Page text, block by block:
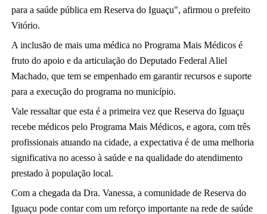
para a saúde pública em Reserva do Iguaçu", afirmou o prefeito
Vitório.
A inclusão de mais uma médica no Programa Mais Médicos é
fruto do apoio e da articulação do Deputado Federal Aliel
Machado, que tem se empenhado em garantir recursos e suporte
para a execução do programa no município.
Vale ressaltar que esta é a primeira vez que Reserva do Iguaçu
recebe médicos pelo Programa Mais Médicos, e agora, com três
profissionais atuando na cidade, a expectativa é de uma melhoria
significativa no acesso à saúde e na qualidade do atendimento
prestado à população local.
Com a chegada da Dra. Vanessa, a comunidade de Reserva do
Iguaçu pode contar com um reforço importante na rede de saúde